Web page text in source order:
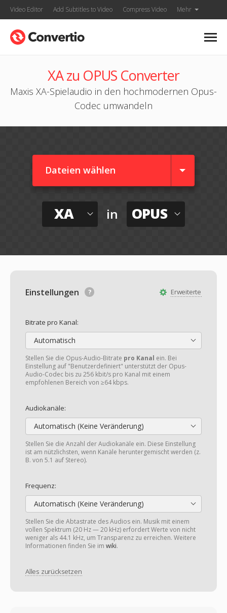
Video Editor Add Subtitles to Video Compress Video Mehr
XA zu OPUS Converter
Maxis XA-Spielaudio in den hochmodernen Opus-
Codec umwandeln
Dateien wählen
XA in OPUS
Erweiterte
Einstellungen
Bitrate pro Kanal:
Automatisch
Stellen Sie die Opus-Audio-Bitrate pro Kanal ein. Bei
Einstellung auf "Benutzerdefiniert" unterstützt der Opus-
Audio-Codec bis zu 256 kbit/s pro Kanal mit einem
empfohlenen Bereich von ≥64 kbps.
Audiokanäle:
Automatisch (Keine Veränderung)
Stellen Sie die Anzahl der Audiokanäle ein. Diese Einstellung
ist am nützlichsten, wenn Kanäle heruntergemischt werden (z.
B. von 5.1 auf Stereo).
Frequenz:
Automatisch (Keine Veränderung)
Stellen Sie die Abtastrate des Audios ein. Musik mit einem
vollen Spektrum (20 Hz — 20 kHz) erfordert Werte von nicht
weniger als 44.1 kHz, um Transparenz zu erreichen. Weitere
Informationen finden Sie im wiki.
Alles zurücksetzen